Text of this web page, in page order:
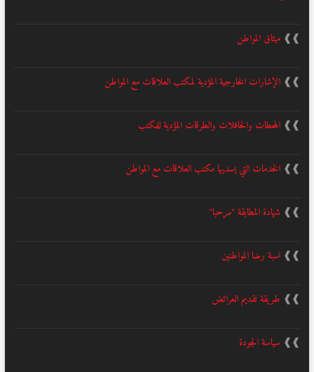
❱❱ ميثاق المواطن
❱❱ الإشارات الخارجية المؤدية لمكتب العلاقات مع المواطن
❱❱ المحطات والحافلات والطرقات المؤدية للمكتب
❱❱ الخدمات التي يسديها مكتب العلاقات مع المواطن
❱❱ شهادة المطابقة "مرحبا"
❱❱ نسبة رضا المواطنين
❱❱ طريقة تقديم العرائض
❱❱ سياسة الجودة